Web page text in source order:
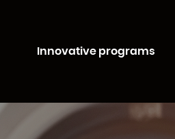
recherche
Innovative programs